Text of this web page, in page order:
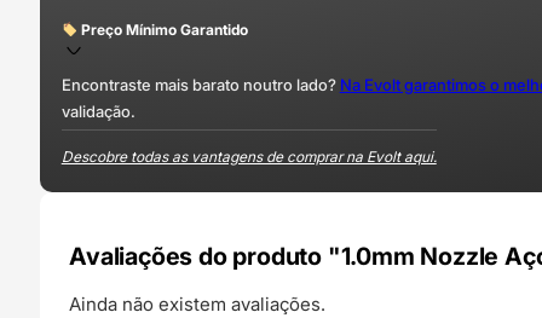
Preço Mínimo Garantido
Encontraste mais barato noutro lado? Na Evolt garantimos o
validação.
Descobre todas as vantagens de comprar na Evolt aqui.
Avaliações do produto "1.0mm Nozzle
Ainda não existem avaliações.